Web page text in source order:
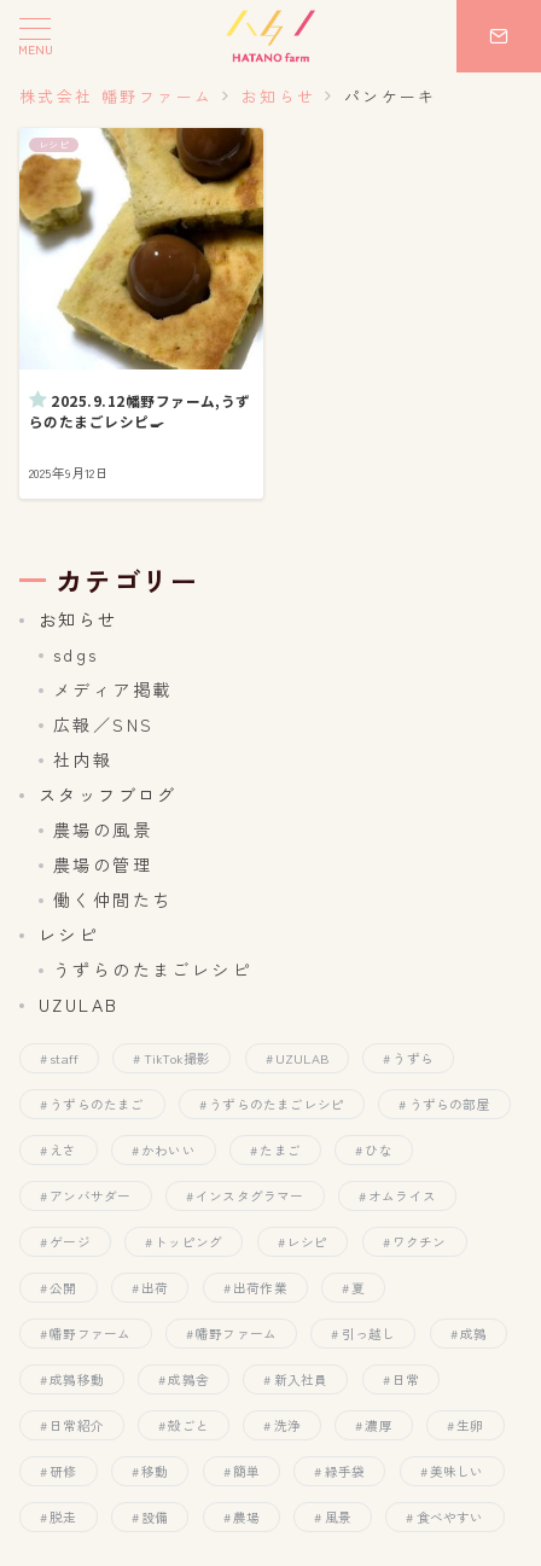
MENU
株式会社 幡野ファーム お知らせ パンケーキ
レシピ
2025.9.12幡野ファーム,うず
らのたまごレシピ🍳
2025年9月12日
カテゴリー
お知らせ
sdgs
メディア掲載
広報／SNS
社内報
スタッフブログ
農場の風景
農場の管理
働く仲間たち
レシピ
うずらのたまごレシピ
UZULAB
staff TikTok撮影 UZULAB うずら
うずらのたまご うずらのたまごレシピ うずらの部屋
えさ かわいい たまご ひな
アンバサダー インスタグラマー オムライス
ゲージ トッピング レシピ ワクチン
公開 出荷 出荷作業 夏
幡野ファーム 幡野ファーム 引っ越し 成鶉
成鶉移動 成鶉舎 新入社員 日常
日常紹介 殻ごと 洗浄 濃厚 生卵
研修 移動 簡単 緑手袋 美味しい
脱走 設備 農場 風景 食べやすい